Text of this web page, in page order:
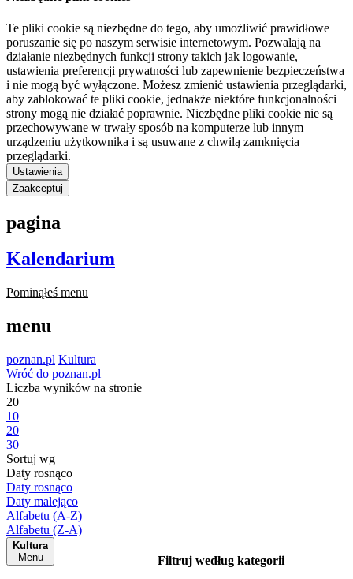
Te pliki cookie są niezbędne do tego, aby umożliwić prawidłowe
poruszanie się po naszym serwisie internetowym. Pozwalają na
działanie niezbędnych funkcji strony takich jak logowanie,
ustawienia preferencji prywatności lub zapewnienie bezpieczeństwa
i nie mogą być wyłączone. Możesz zmienić ustawienia przeglądarki,
aby zablokować te pliki cookie, jednakże niektóre funkcjonalności
strony mogą nie działać poprawnie. Niezbędne pliki cookie nie są
przechowywane w trwały sposób na komputerze lub innym
urządzeniu użytkownika i są usuwane z chwilą zamknięcia
przeglądarki.
Ustawienia
Zaakceptuj
pagina
Kalendarium
Pominąłeś menu
menu
poznan.pl Kultura
Wróć do poznan.pl
Liczba wyników na stronie
20
10
20
30
Sortuj wg
Daty rosnąco
Daty rosnąco
Daty malejąco
Alfabetu (A-Z)
Alfabetu (Z-A)
Kultura
Menu
Filtruj według kategorii